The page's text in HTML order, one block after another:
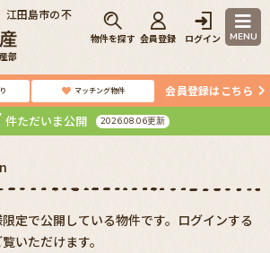
部
江田島市の不
物件を探す 会員登録 ログイン MENU
マッチング物件 会員登録はこちら
件ただいま公開 2026.08.06更新
定で公開している物件です。ログインする
いただけます。